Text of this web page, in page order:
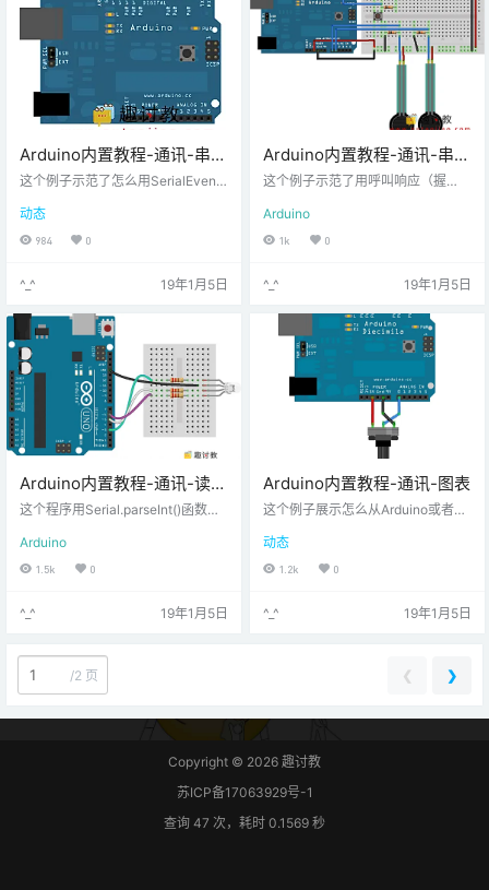
Arduino内置教程-通讯-串行
事件
这个例子示范了怎么用SerialEvent
用。如果缓冲器有串口数据，每个
被找到的字符都加入到一个字符串
印并且重置变回null。
动态
984 0
^_^ 19年1月5日
Arduino内置教程-通讯-串口
呼叫响应ASCII
这个例子示范了用呼叫响应（握
板到电脑的串口通讯。
Arduino
1k 0
^_^ 19年1月5日
Arduino内置教程-通讯-读取
ASCII字符串
这个程序用Serial.parseInt()函数来
人们用逗号来区分信息的不同模块
（这种格式通常叫comma-separat
值被粘贴成整数，用来区分RGB LE
符串到你的开发板来改变灯光的颜
色。
Arduino
1.5k 0
^_^ 19年1月5日
Arduino内置教程-通讯-图表
这个例子展示怎么从Arduino或者Ge
用图表绘制结果。这个叫串口通
讯，因为开发板和电脑似乎通过串
换器。
动态
1.2k 0
^_^ 19年1月5日
/2 页 ❮ ❯
Copyright © 2026 趣讨教
苏ICP备17063929号-1
查询 47 次，耗时 0.1569 秒